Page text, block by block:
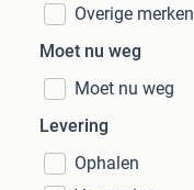
Overige merken
Moet nu weg
Moet nu weg
Levering
Ophalen